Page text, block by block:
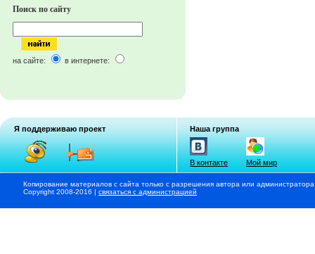
Поиск по сайту
на сайте: в интернете:
Я поддерживаю проект Наша группа
В контакте Мой мир
Копирование материалов с сайта только с разрешения автора или
Copyright 2008-2016 | связаться с администрацией